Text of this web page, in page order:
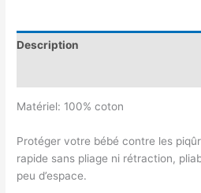
Description
Matériel: 100% coton
Protéger votre bébé contre les
rapide sans pliage ni rétraction,
peu d’espace.